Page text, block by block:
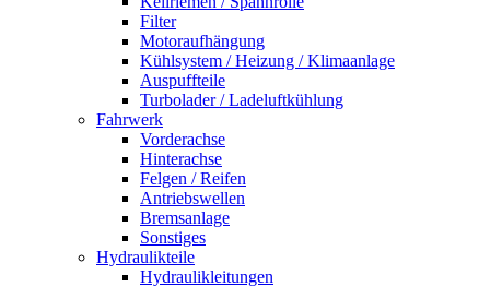
Filter
Motoraufhängung
Kühlsystem / Heizung / Klimaanlage
Auspuffteile
Turbolader / Ladeluftkühlung
Fahrwerk
Vorderachse
Hinterachse
Felgen / Reifen
Antriebswellen
Bremsanlage
Sonstiges
Hydraulikteile
Hydraulikleitungen